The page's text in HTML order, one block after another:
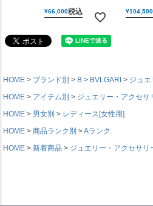
ック M01215 エナメ
ル メタル ピンク ゴ
ールド ペンダント
レディース メンズ
¥66,000税込
エローゴ
YG パー
¥104,500
HOME ブランド別 B BVLGARI
ジュ
HOME
アイテム別 ジュエリー・アクセサ
HOME
男女別
レディース[女性用]
HOME
商品ランク別
Aランク
HOME
新着商品 ジュエリー・アクセサリ